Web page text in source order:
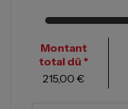
Montant
total dû *
215,00 €